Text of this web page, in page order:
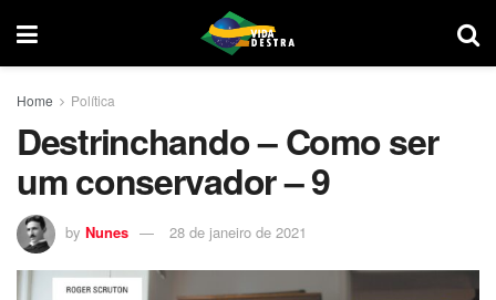
Home Política
Destrinchando – Como ser
um conservador – 9
by Nunes 28 de janeiro de 2021